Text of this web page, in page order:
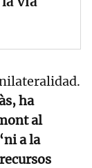
ha
al
a la